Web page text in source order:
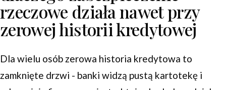
rzeczowe działa nawet przy
zerowej historii kredytowej
Dla wielu osób zerowa historia kredytowa to
zamknięte drzwi - banki widzą pustą kartotekę i